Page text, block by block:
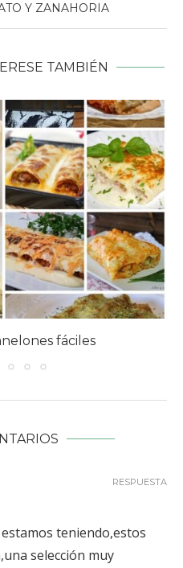
Y ZANAHORIA
TAMBIÉN
fáciles
teniendo,estos
selección muy
RESPUESTA